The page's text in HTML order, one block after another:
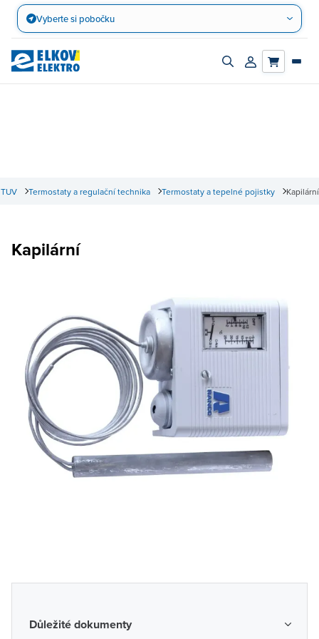
Přejít
obsah
Vyberte si pobočku
Zapnout/vypnout
Přihlásit/
Kapilární
Termostaty a tepelné pojistky
Termostaty a regulační technika
Kapilární
Důležité dokumenty